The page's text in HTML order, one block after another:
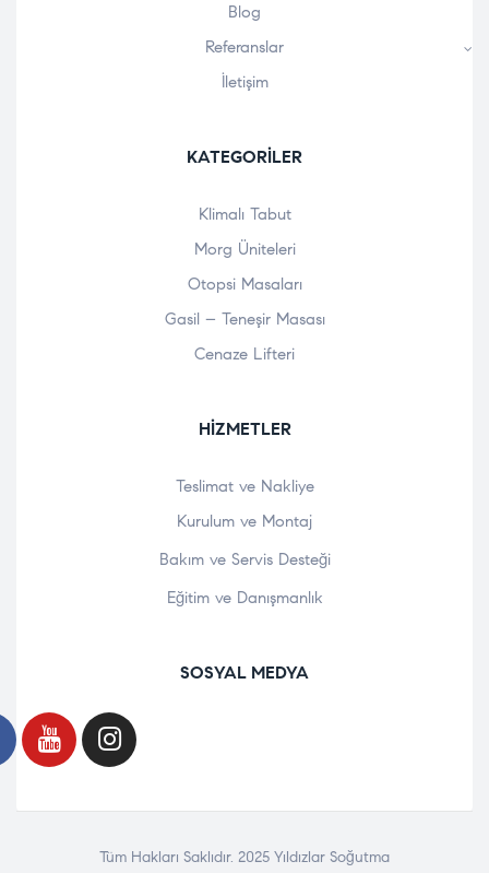
Blog
Referanslar
İletişim
KATEGORILER
Klimalı Tabut
Morg Üniteleri
Otopsi Masaları
Gasil – Teneşir Masası
Cenaze Lifteri
HIZMETLER
Teslimat ve Nakliye
Kurulum ve Montaj
Bakım ve Servis Desteği
Eğitim ve Danışmanlık
SOSYAL MEDYA
Tüm Hakları Saklıdır. 2025 Yıldızlar Soğutma